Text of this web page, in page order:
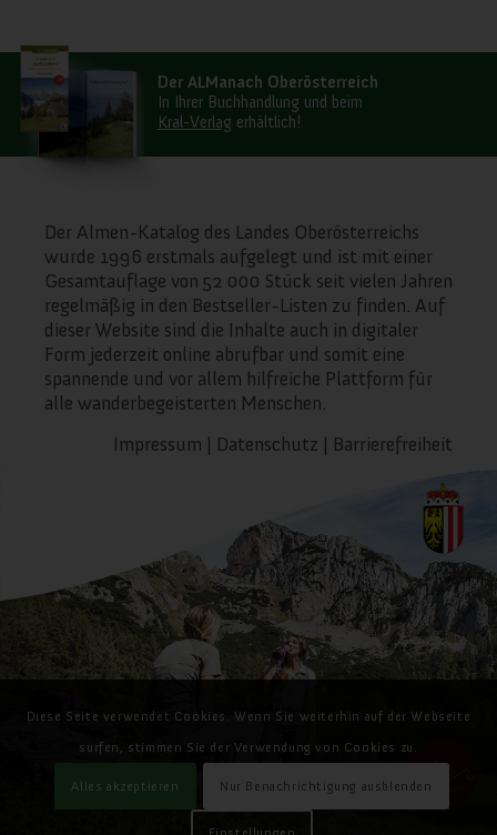
Andere externe Dienste
Der ALManach Oberösterreich
In Ihrer Buchhandlung und beim
Kral-Verlag erhältlich!
Der Almen-Katalog des Landes Oberösterreichs
wurde 1996 erstmals aufgelegt und ist mit einer
Gesamtauflage von 52 000 Stück seit vielen Jahren
regelmäßig in den Bestseller-Listen zu finden. Auf
dieser Website sind die Inhalte auch in digitaler
Form jederzeit online abrufbar und somit eine
spannende und vor allem hilfreiche Plattform für
alle wanderbegeisterten Menschen.
Impressum | Datenschutz | Barrierefreiheit
Diese Seite verwendet Cookies. Wenn Sie weiterhin auf der Webseite
surfen, stimmen Sie der Verwendung von Cookies zu.
Alles akzeptieren Nur Benachrichtigung ausblenden